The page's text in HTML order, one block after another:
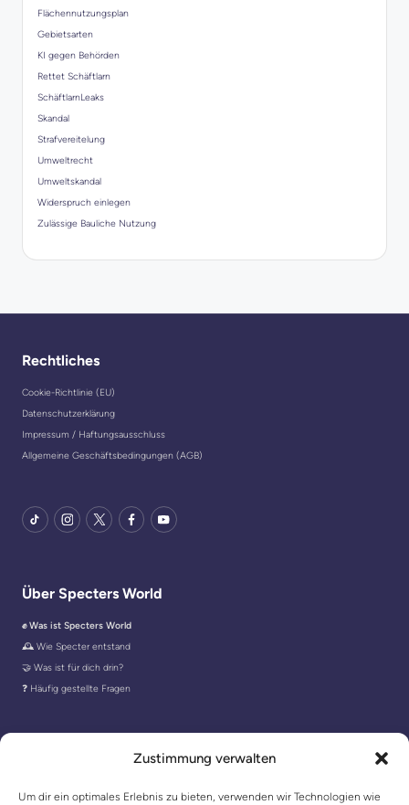
Zustimmung verwalten
Um dir ein optimales Erlebnis zu bieten, verwenden wir Technologien wie
Flächennutzungsplan
Gebietsarten
KI gegen Behörden
Rettet Schäftlarn
SchäftlarnLeaks
Skandal
Strafvereitelung
Umweltrecht
Umweltskandal
Widerspruch einlegen
Zulässige Bauliche Nutzung
Rechtliches
Cookie-Richtlinie (EU)
Datenschutzerklärung
Impressum / Haftungsausschluss
Allgemeine Geschäftsbedingungen (AGB)
TikTokInstagram
X FacebookYouTube
Über Specters World
✊ Was ist Specters World
🕰️ Wie Specter entstand
🤝 Was ist für dich drin?
❓ Häufig gestellte Fragen
In Kontakt blieben